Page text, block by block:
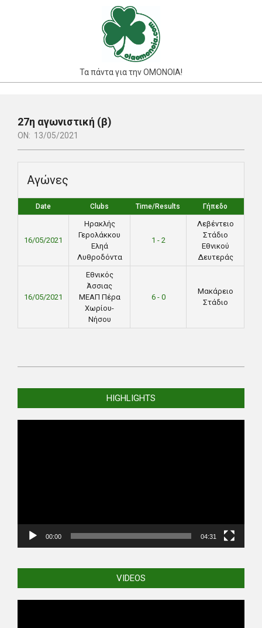
Τα πάντα για την ΟΜΟΝΟΙΑ!
Navigation
Menu
27η αγωνιστική (β)
ON: 13/05/2021
Αγώνες
Date Clubs Time/Results Γήπεδο
16/05/2021
Ηρακλής
Γερολάκκου
Εληά
Λυθροδόντα
1 - 2
Λεβέντειο
Στάδιο
Εθνικού
Δευτεράς
16/05/2021
Εθνικός
Άσσιας
ΜΕΑΠ Πέρα
Χωρίου-
Νήσου
6 - 0
Μακάρειο
Στάδιο
05-
HIGHLIGHTS
00:00 04:31
VIDEOS